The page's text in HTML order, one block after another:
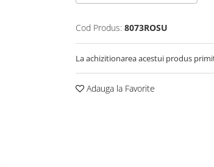
Cod Produs: 8073ROSU
La achizitionarea acestui produs
Adauga la Favorite